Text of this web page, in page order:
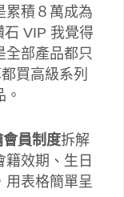
累積８萬成為
石 VIP 我覺得
全部產品都只
買高級系列
員制度拆解
效期、生日
用表格簡單呈